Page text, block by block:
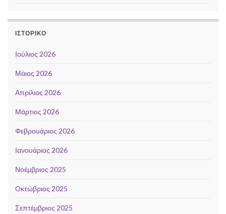
ΙΣΤΟΡΙΚΌ
Ιούλιος 2026
Μάιος 2026
Απρίλιος 2026
Μάρτιος 2026
Φεβρουάριος 2026
Ιανουάριος 2026
Νοέμβριος 2025
Οκτώβριος 2025
Σεπτέμβριος 2025